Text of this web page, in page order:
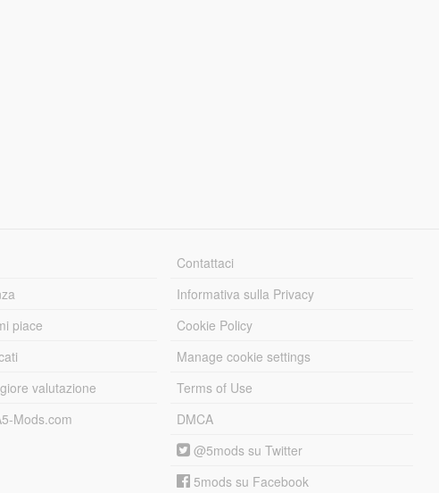
piace
valutazione
Mods.com
Contattaci
Informativa sulla Privacy
Cookie Policy
Manage cookie settings
Terms of Use
DMCA
@5mods su Twitter
5mods su Facebook